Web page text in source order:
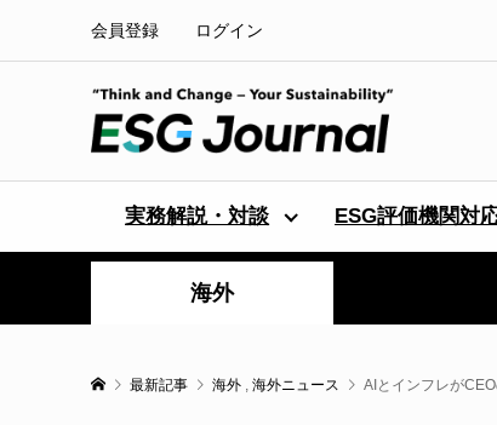
会員登録 ログイン
実務解説・対談 ESG評価機関対
海外
最新記事 海外 , 海外ニュース AIとインフレが